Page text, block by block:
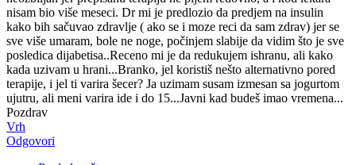
nisam bio više meseci. Dr mi je predlozio da predjem na insulin
kako bih sačuvao zdravlje ( ako se i moze reci da sam zdrav) jer se
sve više umaram, bole ne noge, počinjem slabije da vidim što je sve
posledica dijabetisa..Receno mi je da redukujem ishranu, ali kako
kada uzivam u hrani...Branko, jel koristiš nešto alternativno pored
terapije, i jel ti varira šecer? Ja uzimam susam izmesan sa jogurtom
ujutru, ali meni varira ide i do 15...Javni kad budeš imao vremena...
Pozdrav
Vrh
Odgovori